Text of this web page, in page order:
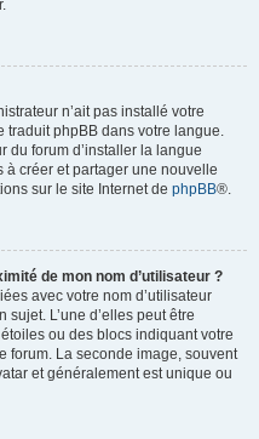
n’ait pas installé votre
traduit phpBB dans votre langue.
du forum d’installer la langue
à créer et partager une nouvelle
sur le site Internet de phpBB®.
de mon nom d’utilisateur ?
avec votre nom d’utilisateur
sujet. L’une d’elles peut être
ou des blocs indiquant votre
forum. La seconde image, souvent
et généralement est unique ou